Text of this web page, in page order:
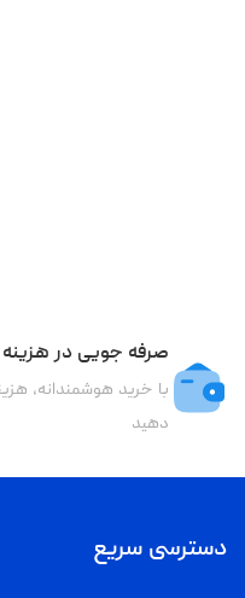
صرفه جویی در هزینه
با خرید هوشمندانه،
دهید
دسترسی سریع